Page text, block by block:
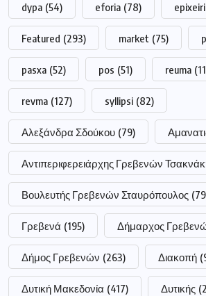
dypa (54) eforia (78)
Featured (293) market (75)
pasxa (52) pos (51) reuma
revma (127) syllipsi (82)
Αλεξάνδρα Σδούκου (79)
Αντιπεριφερειάρχης Γρεβενών
Βουλευτής Γρεβενών Σταυρόπουλος
Γρεβενά (195) Δήμαρχος
Δήμος Γρεβενών (263) Διακοπή
Δυτική Μακεδονία (417) Δυτικής